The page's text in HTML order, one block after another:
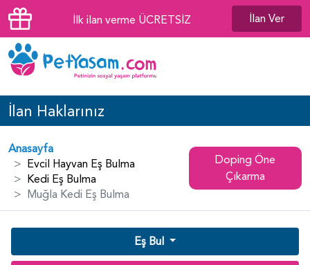
İlk ilan verme ÜCRETSİZ İlan Ver
İlan Haklarınız
Anasayfa
Evcil Hayvan Eş Bulma
Kedi Eş Bulma
Muğla Kedi Eş Bulma
Doping Öne
Çıkarma
Eş Bul